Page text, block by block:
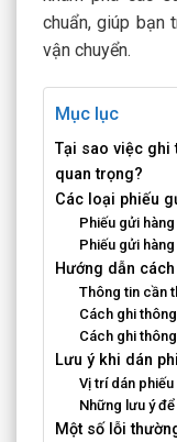
chuẩn, giúp bạn
vận chuyển.
Mục lục
Tại sao việc ghi
quan trọng?
Các loại phiếu
Phiếu gửi
Phiếu gửi
Hướng dẫn
Thông tin cần
Cách ghi
Cách ghi
Lưu ý khi dán
Vị trí dán
Những lưu ý
Một số lỗi